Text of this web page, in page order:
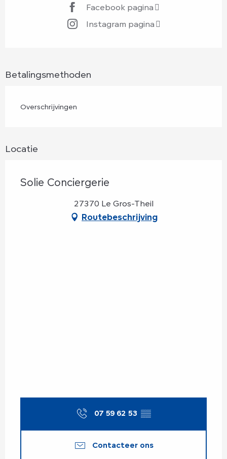
Facebook pagina
Instagram pagina
Betalingsmethoden
Overschrijvingen
Locatie
Solie Conciergerie
27370 Le Gros-Theil
Routebeschrijving
07 59 62 53 ▒▒
Contacteer ons